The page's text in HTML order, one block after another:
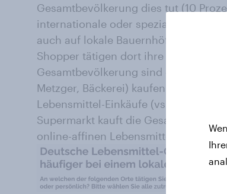
Gesamtbevölkerung dies tut (10
internationale oder spezialisierte
auch auf lokale Bauernhöfe oder
Shopper tätigen dort ihre Einkäufe
Gesamtbevölkerung sind es 16
Metzger, Bäckerei) kaufen 58
Lebensmittel-Einkäufe (vs. 53
Supermarkt kauft die Gesamtheit der
online-affinen Lebensmittel-Shopper